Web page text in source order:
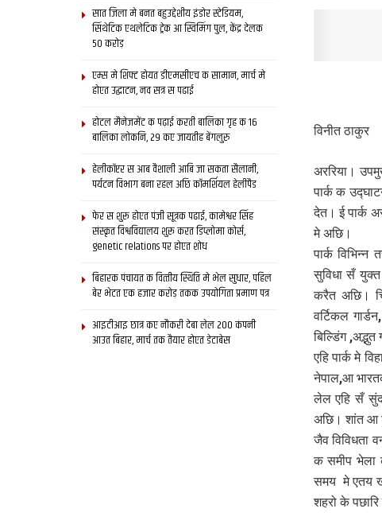
विनीत ठाकुर
अररिया।
पार्क क
देत। ई पार्क
मे अछि।
पार्क
सुविधा सँ
करैत अछि।
वर्टिकल
बिल्डिंग
एहि पार्क मे
नेपाल,आ
लेल एहि सँ
अछि। शांत आ
जैव विविधता
क समीप भेला
समय मे एतय
शहरो के
सात जिला मे बनत बहुउद्देशीय इंडोर स्‍टेडि‍यम,
सिंथेटिक एथलेटिक ट्रेक आ स्विमिंग पुल, केंद्र देलक
50 करोड़
एम्स मे शिफ्ट होयत डीएमसीएच क सामान, मार्च मे
होएत उद्घाटन, नव सत्र स पढाई
होटल मैनेजमेंट क पढ़ाई करती बालिका गृह क 16
बालिका लोकनि, 29 कए जायतीह बेंगलुरु
हेलीकॉप्टर स आब वैशाली आबि जा सकता सैलानी,
पर्यटन विभाग बना रहल अछि कॉमर्शियल हेलीपैड
फेर स शुरू होएत पंजी सूत्रक पढाई, कामेश्वर सिंह
संस्कृत विश्वविद्यालय शुरू करत डिप्लोमा कोर्स,
genetic relations पर होएत शोध
बिहारक पंचायत क वित्‍तीय स्थिति मे भेल सुधार, पहिल
बेर भेटत एक हजार करोड़ तकक उपयोगिता प्रमाण पत्र
आइटीआइ छात्र कए नौकरी देबा लेल 200 कंपनी
आउत बिहार, मार्च तक तैयार होएत डेटाबेस